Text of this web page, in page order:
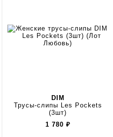
DIM
Трусы-слипы Les Pockets
(3шт)
1 780 ₽